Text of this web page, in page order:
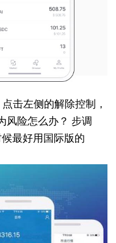
击左侧的解除控制，
风险怎么办？ 步调
最好用国际版的